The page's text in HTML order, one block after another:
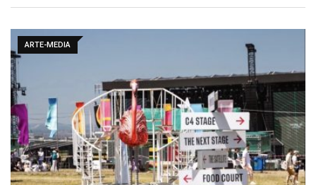
ARTE-MEDIA